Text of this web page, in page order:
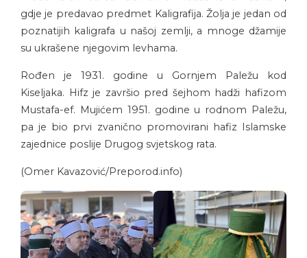
gdje je predavao predmet Kaligrafija. Žolja je jedan od
poznatijih kaligrafa u našoj zemlji, a mnoge džamije
su ukrašene njegovim levhama.
Rođen je 1931. godine u Gornjem Paležu kod
Kiseljaka. Hifz je završio pred šejhom hadži hafizom
Mustafa-ef. Mujićem 1951. godine u rodnom Paležu,
pa je bio prvi zvanično promovirani hafiz Islamske
zajednice poslije Drugog svjetskog rata.
(Omer Kavazović/Preporod.info)